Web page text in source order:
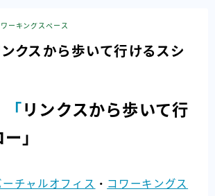
ワーキングスペース
ンクスから歩いて行けるスシ
リンクスから歩いて行
」
ーチャルオフィス ・ コワーキングス